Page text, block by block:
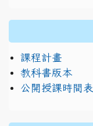
課程計畫
教科書版本
公開授課時間表